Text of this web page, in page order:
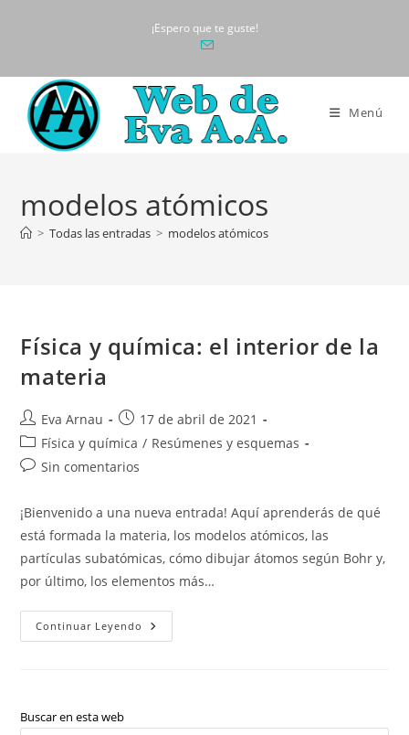
¡Espero que te guste!
Menú
modelos atómicos
> Todas las entradas > modelos atómicos
Física y química: el interior de la
materia
Autor
de
la
entrada:
Eva Arnau
Publicación
de
entrada:
17 de abril de 2021
Categoría
de
Física y química / Resúmenes y esquemas
Comentarios
la
entrada:
Sin comentarios
¡Bienvenido a una nueva entrada! Aquí aprenderás de qué
está formada la materia, los modelos atómicos, las
partículas subatómicas, cómo dibujar átomos según Bohr y,
por último, los elementos más…
Continuar Leyendo Física
Y
Buscar en esta web